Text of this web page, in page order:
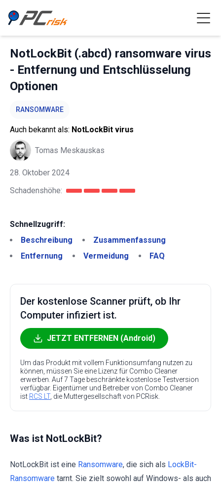
NotLockBit (.abcd) ransomware virus
- Entfernung und Entschlüsselung
Optionen
RANSOMWARE
Auch bekannt als: NotLockBit virus
Tomas Meskauskas
28. Oktober 2024
Schadenshöhe:
Schnellzugriff:
Beschreibung
Zusammenfassung
Entfernung
Vermeidung FAQ
Der kostenlose Scanner prüft, ob Ihr
Computer infiziert ist.
JETZT ENTFERNEN (Android)
Um das Produkt mit vollem Funktionsumfang nutzen zu
können, müssen Sie eine Lizenz für Combo Cleaner
erwerben. Auf 7 Tage beschränkte kostenlose Testversion
verfügbar. Eigentümer und Betreiber von Combo Cleaner
ist RCS LT, die Muttergesellschaft von PCRisk.
Was ist NotLockBit?
NotLockBit ist eine Ransomware, die sich als LockBit-
Ransomware tarnt. Sie zielt sowohl auf Windows- als auch